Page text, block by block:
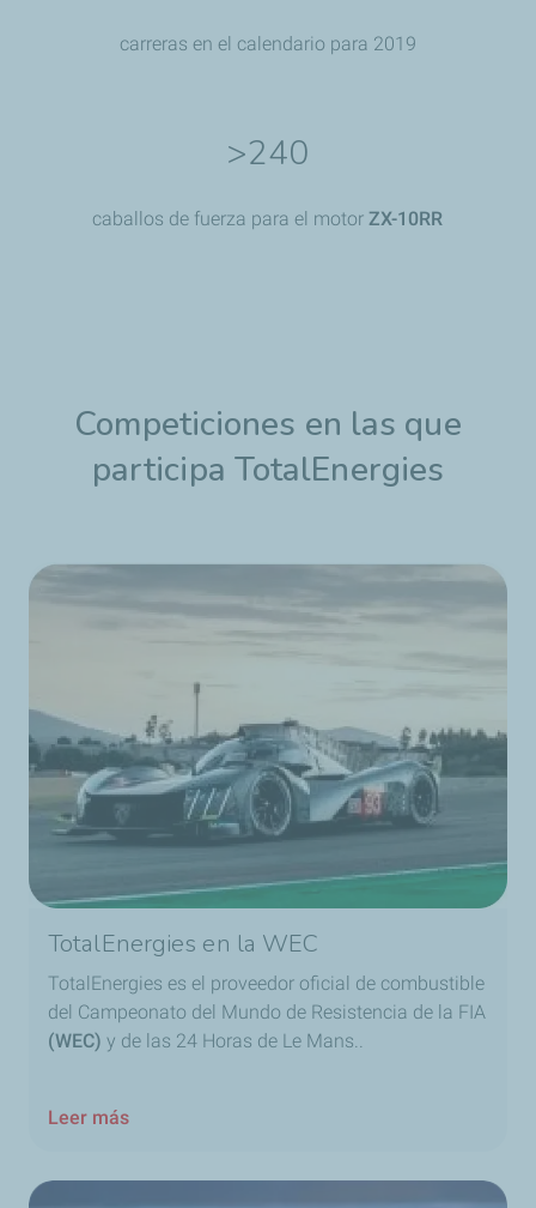
carreras en el calendario para 2019
>240
caballos de fuerza para el motorZX-10RR
Competiciones en las que
participa TotalEnergies
TotalEnergies en la WEC
TotalEnergies es el proveedor oficial de combustible
del Campeonato del Mundo de Resistencia de la FIA
(WEC) y de las 24 Horas de Le Mans..
Leer más